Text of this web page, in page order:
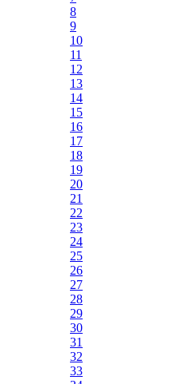
8
9
10
11
12
13
14
15
16
17
18
19
20
21
22
23
24
25
26
27
28
29
30
31
32
33